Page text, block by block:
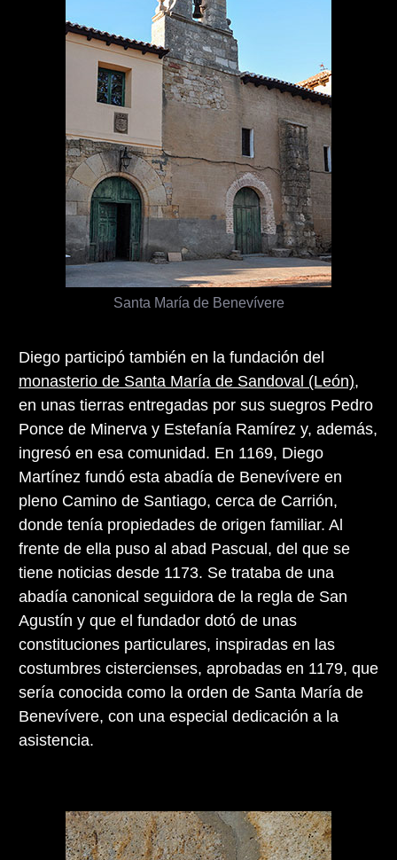
Santa María de Benevívere
Diego participó también en la fundación del
monasterio de Santa María de Sandoval (León),
en unas tierras entregadas por sus suegros Pedro
Ponce de Minerva y Estefanía Ramírez y, además,
ingresó en esa comunidad. En 1169, Diego
Martínez fundó esta abadía de Benevívere en
pleno Camino de Santiago, cerca de Carrión,
donde tenía propiedades de origen familiar. Al
frente de ella puso al abad Pascual, del que se
tiene noticias desde 1173. Se trataba de una
abadía canonical seguidora de la regla de San
Agustín y que el fundador dotó de unas
constituciones particulares, inspiradas en las
costumbres cistercienses, aprobadas en 1179, que
sería conocida como la orden de Santa María de
Benevívere, con una especial dedicación a la
asistencia.